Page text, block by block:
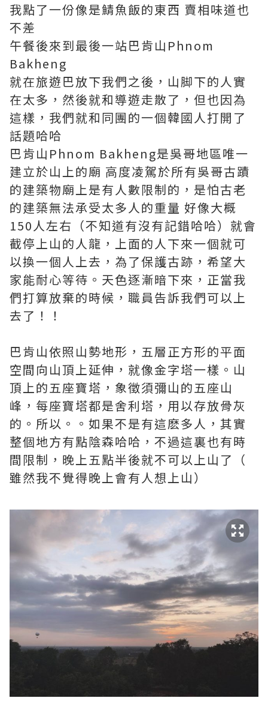
我點了一份像是鯖魚飯的東西 賣相味道也
不差
午餐後來到最後一站巴肯山Phnom
Bakheng
就在旅遊巴放下我們之後，山脚下的人實
在太多，然後就和導遊走散了，但也因為
這樣，我們就和同團的一個韓國人打開了
話題哈哈
巴肯山Phnom Bakheng是吳哥地區唯一
建立於山上的廟 高度凌駕於所有吳哥古蹟
的建築物廟上是有人數限制的，是怕古老
的建築無法承受太多人的重量 好像大概
150人左右（不知道有沒有記錯哈哈）就會
截停上山的人龍，上面的人下來一個就可
以換一個人上去，為了保護古跡，希望大
家能耐心等待。天色逐漸暗下來，正當我
們打算放棄的時候，職員告訴我們可以上
去了！！
巴肯山依照山勢地形，五層正方形的平面
空間向山頂上延伸，就像金字塔一樣。山
頂上的五座寶塔，象徵須彌山的五座山
峰，每座寶塔都是舍利塔，用以存放骨灰
的。所以。。如果不是有這麽多人，其實
整個地方有點陰森哈哈，不過這裏也有時
間限制，晚上五點半後就不可以上山了（
雖然我不覺得晚上會有人想上山）